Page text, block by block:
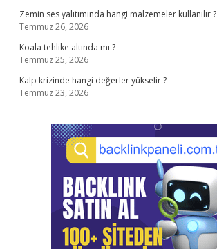
Zemin ses yalıtımında hangi malzemeler kullanılır ?
Temmuz 26, 2026
Koala tehlike altında mı ?
Temmuz 25, 2026
Kalp krizinde hangi değerler yükselir ?
Temmuz 23, 2026